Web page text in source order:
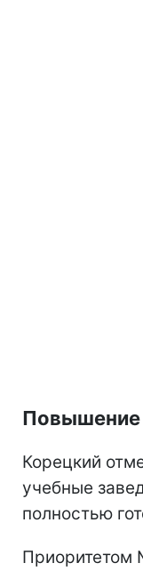
Повышение
Корецкий
учебные
полностью
Приоритетом